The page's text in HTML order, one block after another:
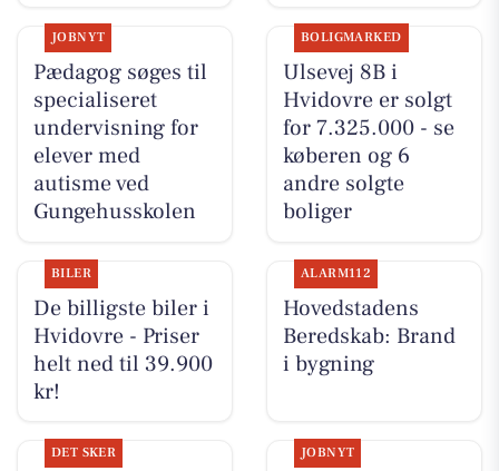
JOBNYT
Pædagog søges til
specialiseret
undervisning for
elever med
autisme ved
Gungehusskolen
BOLIGMARKED
Ulsevej 8B i
Hvidovre er solgt
for 7.325.000 - se
køberen og 6
andre solgte
boliger
BILER
De billigste biler i
Hvidovre - Priser
helt ned til 39.900
kr!
ALARM112
Hovedstadens
Beredskab: Brand
i bygning
DET SKER JOBNYT